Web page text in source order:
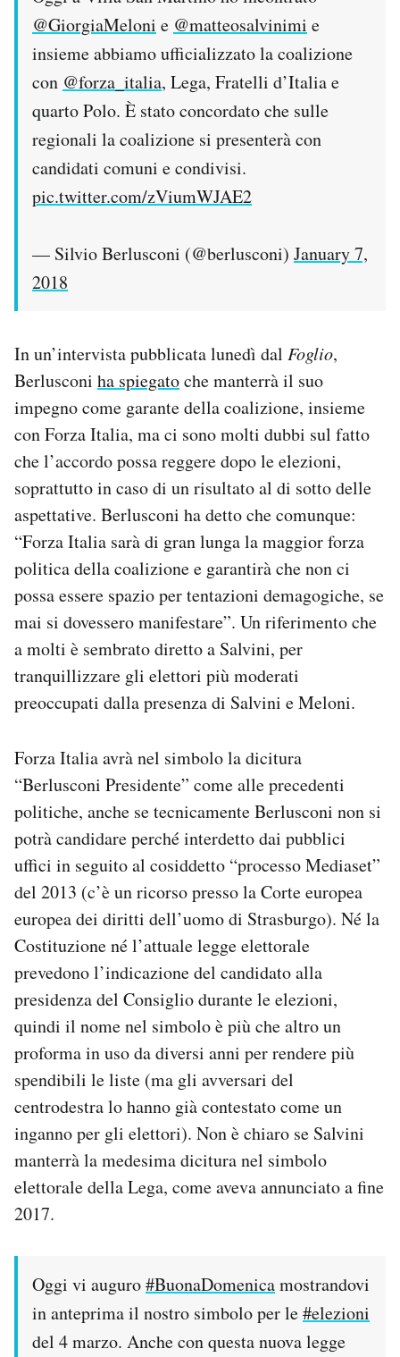
@GiorgiaMeloni e @matteosalvinimi e
insieme abbiamo ufficializzato la coalizione
con @forza_italia, Lega, Fratelli d’Italia e
quarto Polo. È stato concordato che sulle
regionali la coalizione si presenterà con
candidati comuni e condivisi.
pic.twitter.com/zViumWJAE2
— Silvio Berlusconi (@berlusconi) January 7,
2018
In un’intervista pubblicata lunedì dal Foglio,
Berlusconi ha spiegatoche manterrà il suo
impegno come garante della coalizione, insieme
con Forza Italia, ma ci sono molti dubbi sul fatto
che l’accordo possa reggere dopo le elezioni,
soprattutto in caso di un risultato al di sotto delle
aspettative. Berlusconi ha detto che comunque:
“Forza Italia sarà di gran lunga la maggior forza
politica della coalizione e garantirà che non ci
possa essere spazio per tentazioni demagogiche, se
mai si dovessero manifestare”. Un riferimento che
a molti è sembrato diretto a Salvini, per
tranquillizzare gli elettori più moderati
preoccupati dalla presenza di Salvini e Meloni.
Forza Italia avrà nel simbolo la dicitura
“Berlusconi Presidente” come alle precedenti
politiche, anche se tecnicamente Berlusconi non si
potrà candidare perché interdetto dai pubblici
uffici in seguito al cosiddetto “processo Mediaset”
del 2013 (c’è un ricorso presso la Corte europea
europea dei diritti dell’uomo di Strasburgo). Né la
Costituzione né l’attuale legge elettorale
prevedono l’indicazione del candidato alla
presidenza del Consiglio durante le elezioni,
quindi il nome nel simbolo è più che altro un
proforma in uso da diversi anni per rendere più
spendibili le liste (ma gli avversari del
centrodestra lo hanno già contestato come un
inganno per gli elettori). Non è chiaro se Salvini
manterrà la medesima dicitura nel simbolo
elettorale della Lega, come aveva annunciato a fine
2017.
Oggi vi auguro#BuonaDomenicamostrandovi
in anteprima il nostro simbolo per le#elezioni
del 4 marzo. Anche con questa nuova legge